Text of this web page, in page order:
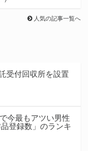
人気の記事一覧へ
受付回収所を設置
今最もアツい男性
登録数」のランキ